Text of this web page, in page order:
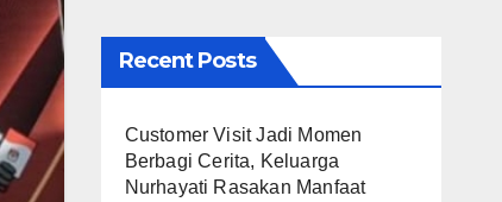
Recent Posts
Customer Visit Jadi Momen
Berbagi Cerita, Keluarga
Nurhayati Rasakan Manfaat